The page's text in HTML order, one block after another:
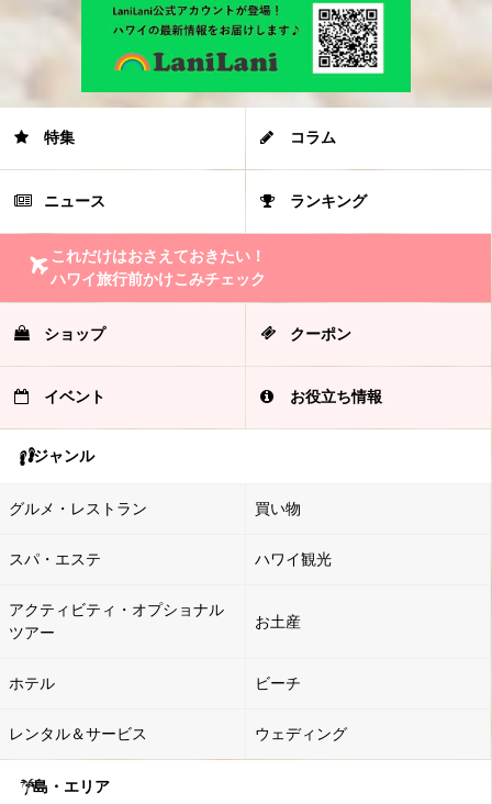
特集 コラム
ニュース ランキング
これだけはおさえておきたい！
ハワイ旅行前かけこみチェック
ショップ クーポン
イベント お役立ち情報
ジャンル
グルメ・レストラン 買い物
スパ・エステ ハワイ観光
アクティビティ・オプショナル
ツアー
お土産
ホテル ビーチ
レンタル＆サービス ウェディング
島・エリア